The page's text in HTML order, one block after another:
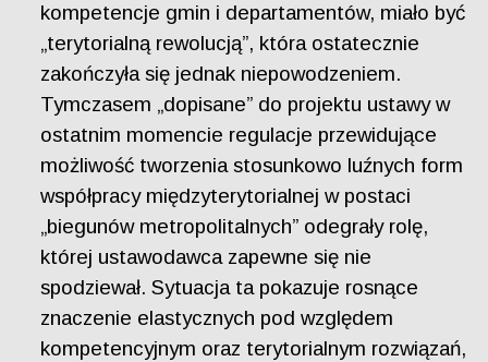
kompetencje gmin i departamentów, miało być
„terytorialną rewolucją”, która ostatecznie
zakończyła się jednak niepowodzeniem.
Tymczasem „dopisane” do projektu ustawy w
ostatnim momencie regulacje przewidujące
możliwość tworzenia stosunkowo luźnych form
współpracy międzyterytorialnej w postaci
„biegunów metropolitalnych” odegrały rolę,
której ustawodawca zapewne się nie
spodziewał. Sytuacja ta pokazuje rosnące
znaczenie elastycznych pod względem
kompetencyjnym oraz terytorialnym rozwiązań,